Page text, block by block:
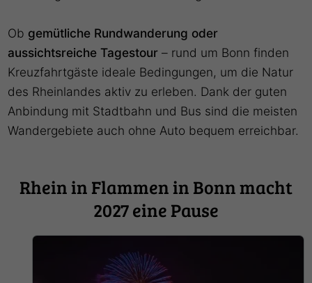
Ob gemütliche Rundwanderung oder
aussichtsreiche Tagestour – rund um Bonn finden
Kreuzfahrtgäste ideale Bedingungen, um die Natur
des Rheinlandes aktiv zu erleben. Dank der guten
Anbindung mit Stadtbahn und Bus sind die meisten
Wandergebiete auch ohne Auto bequem erreichbar.
Rhein in Flammen in Bonn macht
2027 eine Pause